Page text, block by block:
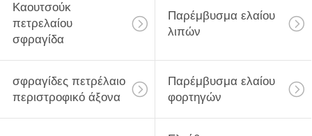
Καουτσούκ
πετρελαίου
σφραγίδα
Παρέμβυσμα ελαίου
λιπών
σφραγίδες πετρέλαιο
περιστροφικό άξονα
Παρέμβυσμα ελαίου
φορτηγών